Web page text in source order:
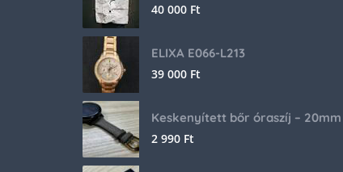
40 000 Ft
ELIXA E066-L213
39 000 Ft
2 990 Ft